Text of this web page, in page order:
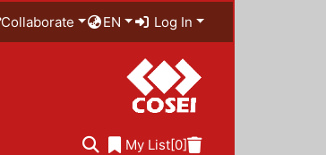
Collaborate EN Log In
My List[0]